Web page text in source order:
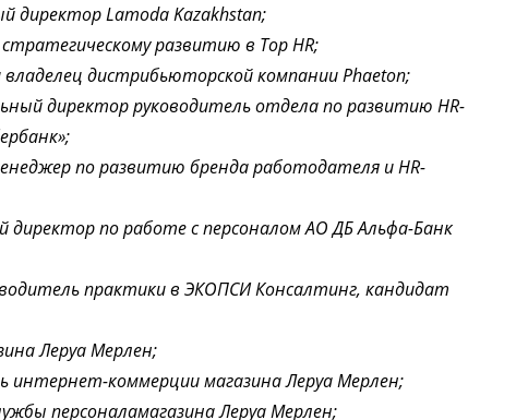
директор Lamoda Kazakhstan;
развитию в Top HR;
дистрибьюторской компании Phaeton;
директор руководитель отдела по развитию HR-
по развитию бренда работодателя и HR-
по работе с персоналом АО ДБ Альфа-Банк
практики в ЭКОПСИ Консалтинг, кандидат
Леруа Мерлен;
интернет-коммерции магазина Леруа Мерлен;
персоналамагазина Леруа Мерлен;